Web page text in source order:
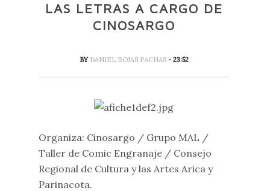
LAS LETRAS A CARGO DE
CINOSARGO
BY DANIEL ROJAS PACHAS - 23:52
Organiza: Cinosargo / Grupo MAL /
Taller de Comic Engranaje / Consejo
Regional de Cultura y las Artes Arica y
Parinacota.